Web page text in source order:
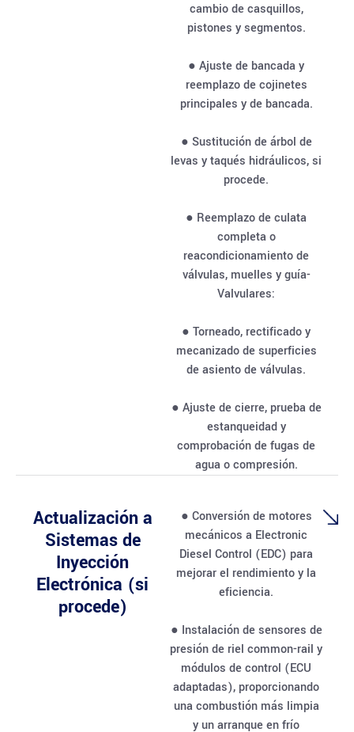
cambio de casquillos,
pistones y segmentos.
● Ajuste de bancada y
reemplazo de cojinetes
principales y de bancada.
● Sustitución de árbol de
levas y taqués hidráulicos, si
procede.
● Reemplazo de culata
completa o
reacondicionamiento de
válvulas, muelles y guía-
Valvulares:
● Torneado, rectificado y
mecanizado de superficies
de asiento de válvulas.
● Ajuste de cierre, prueba de
estanqueidad y
comprobación de fugas de
agua o compresión.
Actualización a
Sistemas de
Inyección
Electrónica (si
procede)
● Conversión de motores
mecánicos a Electronic
Diesel Control (EDC) para
mejorar el rendimiento y la
eficiencia.
● Instalación de sensores de
presión de riel common-rail y
módulos de control (ECU
adaptadas), proporcionando
una combustión más limpia
y un arranque en frío